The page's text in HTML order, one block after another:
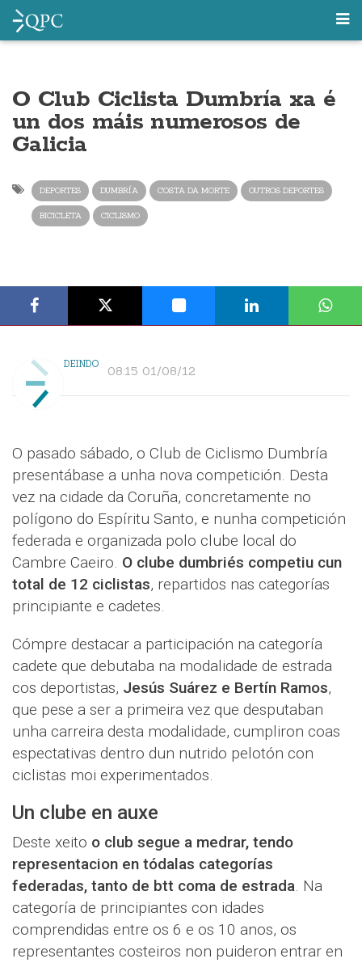
O Club Ciclista Dumbría xa é
un dos máis numerosos de
Galicia
DEPORTES DUMBRÍA COSTA DA MORTE OUTROS DEPORTES
BICICLETA CICLISMO
DEINDO 08:15 01/08/12
O pasado sábado, o Club de Ciclismo Dumbría
presentábase a unha nova competición. Desta
vez na cidade da Coruña, concretamente no
polígono do Espíritu Santo, e nunha competición
federada e organizada polo clube local do
Cambre Caeiro. O clube dumbriés competiu cun
total de 12 ciclistas, repartidos nas categorías
principiante e cadetes.
Cómpre destacar a participación na categoría
cadete que debutaba na modalidade de estrada
cos deportistas, Jesús Suárez e Bertín Ramos,
que pese a ser a primeira vez que desputaban
unha carreira desta modalidade, cumpliron coas
espectativas dentro dun nutrido pelotón con
ciclistas moi experimentados.
Un clube en auxe
Deste xeito o club segue a medrar, tendo
representacion en tódalas categorías
federadas, tanto de btt coma de estrada. Na
categoría de principiantes con idades
comprendidas entre os 6 e os 10 anos, os
representantes costeiros non puideron entrar en